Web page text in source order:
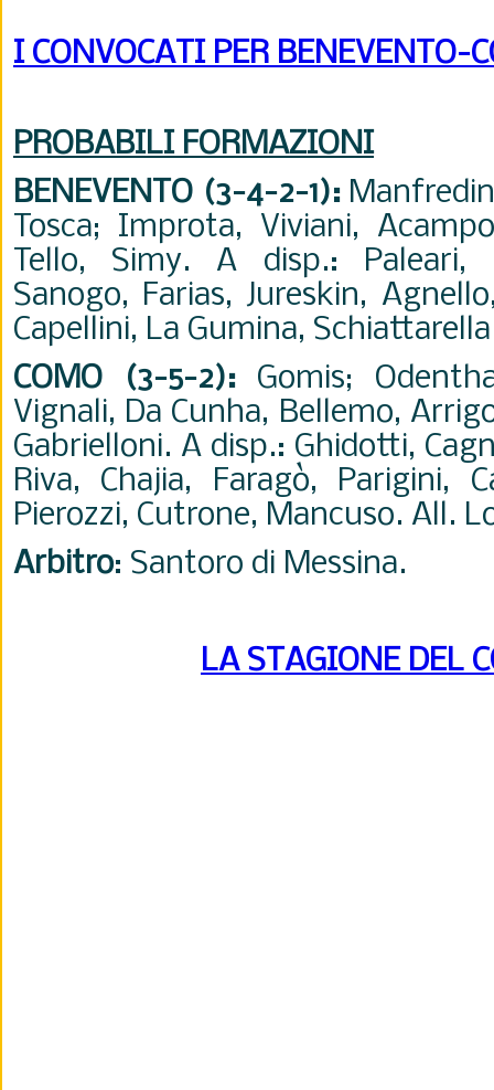
I CONVOCATI PER BENEVENTO-
PROBABILI FORMAZIONI
BENEVENTO (3-4-2-1):
Tosca; Improta, Viviani,
Tello, Simy. A disp.: Paleari,
Sanogo, Farias, Jureskin,
Capellini, La Gumina,
COMO (3-5-2): Gomis;
Vignali, Da Cunha, Bellemo,
Gabrielloni. A disp.: Ghidotti,
Riva, Chajia, Faragò, Parigini,
Pierozzi, Cutrone, Mancuso. All.
Arbitro: Santoro di Messina.
LA STAGIONE DEL